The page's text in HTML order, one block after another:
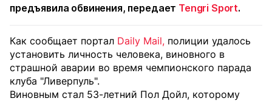
предъявила обвинения, передает Tengri Sport.
Как сообщает портал Daily Mail, полиции удалось
установить личность человека, виновного в
страшной аварии во время чемпионского парада
клуба "Ливерпуль".
Виновным стал 53-летний Пол Дойл, которому